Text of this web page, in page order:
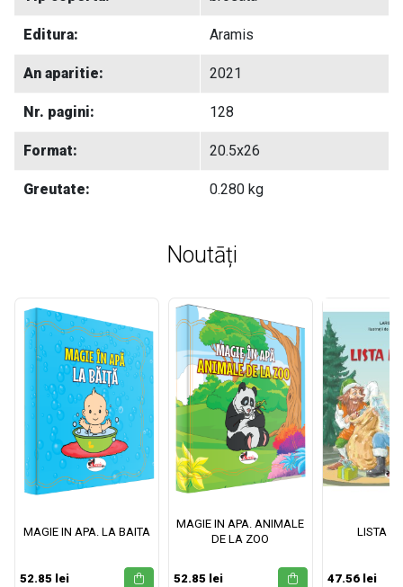
Editura: Aramis
An aparitie: 2021
Nr. pagini: 128
Format: 20.5x26
Greutate: 0.280 kg
Noutāți
MAGIE IN APA. LA BAITA
52.85 lei
MAGIE IN APA. ANIMALE
DE LA ZOO
52.85 lei
LISTA
47.56 lei